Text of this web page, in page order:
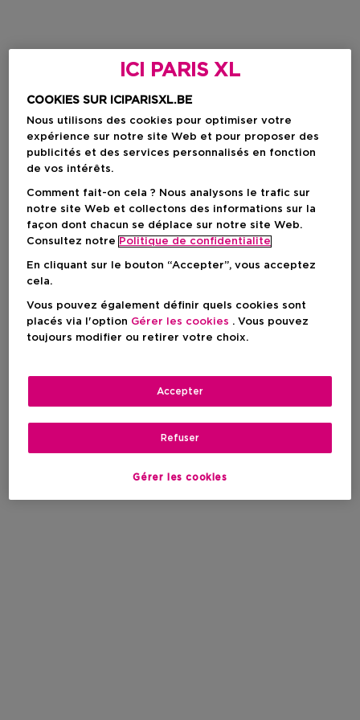
ICI PARIS XL
COOKIES SUR ICIPARISXL.BE
Nous utilisons des cookies pour optimiser votre
expérience sur notre site Web et pour proposer des
publicités et des services personnalisés en fonction
de vos intérêts.
Comment fait-on cela ? Nous analysons le trafic sur
notre site Web et collectons des informations sur la
façon dont chacun se déplace sur notre site Web.
Consultez notre Politique de confidentialite
En cliquant sur le bouton “Accepter”, vous acceptez
cela.
Vous pouvez également définir quels cookies sont
placés via l'option Gérer les cookies . Vous pouvez
toujours modifier ou retirer votre choix.
Gérer les cookies
Refuser
Accepter